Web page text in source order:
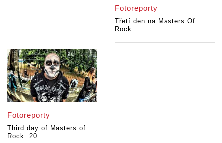
Fotoreporty
Třetí den na Masters Of
Rock:...
Fotoreporty
Third day of Masters of
Rock: 20...